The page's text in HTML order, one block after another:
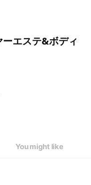
エステ&ボディ
You might like